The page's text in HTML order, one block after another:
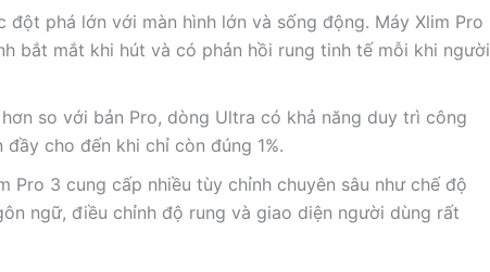
đột phá lớn với màn hình lớn và sống động. Máy Xlim Pro
bắt mắt khi hút và có phản hồi rung tinh tế mỗi khi người
so với bản Pro, dòng Ultra có khả năng duy trì công
cho đến khi chỉ còn đúng 1%.
Pro 3 cung cấp nhiều tùy chỉnh chuyên sâu như chế độ
ngữ, điều chỉnh độ rung và giao diện người dùng rất